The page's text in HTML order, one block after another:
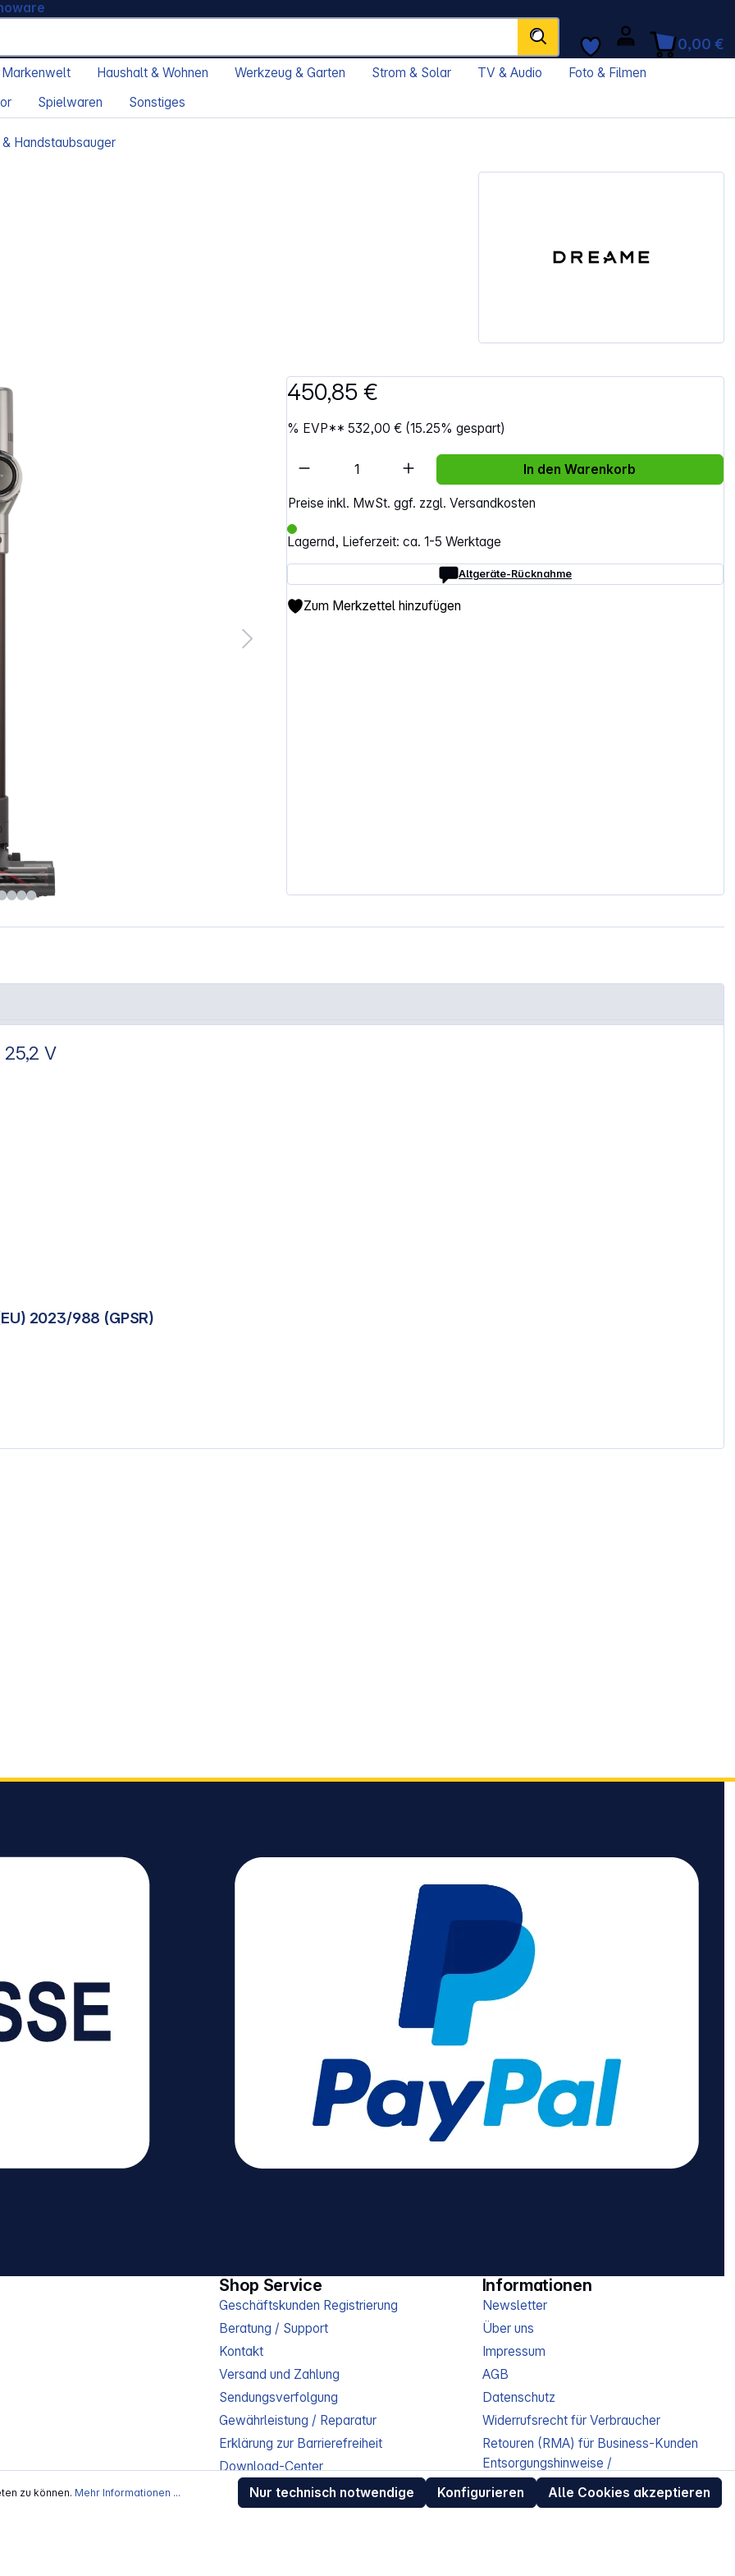
0,00 €
Haushalt & Wohnen Werkzeug & Garten Strom & Solar TV & Audio
Foto & Filmen
Spielwaren Sonstiges
Handstaubsauger
450,85 €
% EVP**532,00 € (15.25% gespart)
Preise inkl. MwSt. ggf. zzgl. Versandkosten
Lagernd, Lieferzeit: ca. 1-5 Werktage
Altgeräte-Rücknahme
Artikel Anzahl: Gib den gewünschten Wert ein
In den Warenkorb
Zum Merkzettel hinzufügen
V
2023/988 (GPSR)
Shop Service
Geschäftskunden Registrierung
Beratung / Support
Kontakt
Versand und Zahlung
Sendungsverfolgung
Gewährleistung / Reparatur
Erklärung zur Barrierefreiheit
Download-Center
Informationen
Newsletter
Über uns
Impressum
AGB
Datenschutz
Widerrufsrecht für Verbraucher
Retouren (RMA) für Business-Kunden
Entsorgungshinweise /
Altgeräterücknahme
Kundeninformation / Bestellablauf
zu können. Mehr Informationen ... Nur technisch notwendige Konfigurieren Alle Cookies akzeptieren